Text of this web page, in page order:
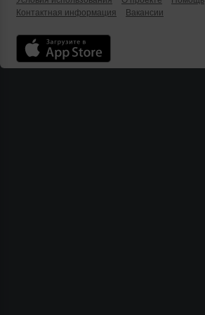
Контактная информация
Вакансии